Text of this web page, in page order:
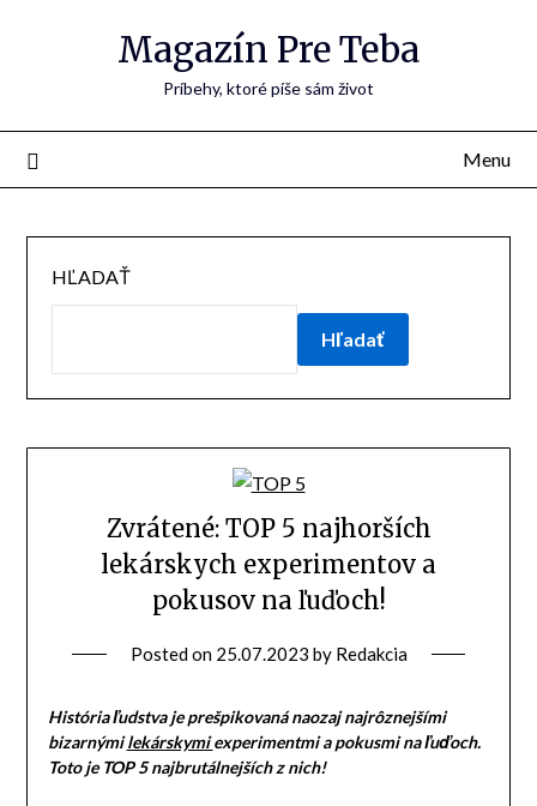
Magazín Pre Teba
Príbehy, ktoré píše sám život
Menu
HĽADAŤ
Hľadať
Zvrátené: TOP 5 najhorších
lekárskych experimentov a
pokusov na ľuďoch!
Posted on 25.07.2023 by Redakcia
História ľudstva je prešpikovaná naozaj najrôznejšími
bizarnýmilekárskymiexperimentmi a pokusmi na ľuďoch.
Toto je TOP 5 najbrutálnejších z nich!